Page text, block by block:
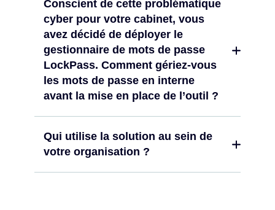
Conscient de cette problématique
cyber pour votre cabinet, vous
avez décidé de déployer le
gestionnaire de mots de passe
LockPass. Comment gériez-vous
les mots de passe en interne
avant la mise en place de l’outil ?
Qui utilise la solution au sein de
votre organisation ?